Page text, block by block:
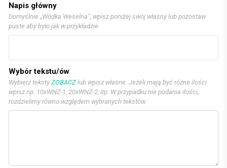
Napis główny
Domyślnie „Wódka Weselna”, wpisz poniżej swój własny lub pozostaw
puste aby było jak w przykładzie.
Wybór tekstu/ów
Wybierz teksty ZOBACZ lub wpisz własne. Jeżeli mają być różne ilości
wpisz np. 10xWNZ-1, 20xWNZ-2, itp. W przypadku nie podania ilości,
rozdzielimy równo względem wybranych tekstów.